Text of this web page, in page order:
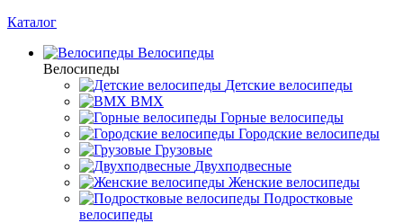
Каталог
Велосипеды
Велосипеды
Детские велосипеды
BMX
Горные велосипеды
Городские велосипеды
Грузовые
Двухподвесные
Женские велосипеды
Подростковые
велосипеды